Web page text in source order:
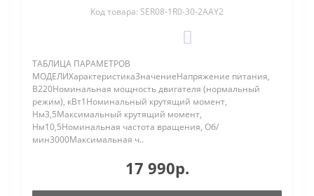
Код товара: SER08-1R0-30-2AAY2
ТАБЛИЦА ПАРАМЕТРОВ
МОДЕЛИХарактеристикаЗначениеНапряжение питания,
В220Номинальная мощность двигателя (нормальный
режим), кВт1Номинальный крутящий момент,
Нм3,5Максимальный крутящий момент,
Нм10,5Номинальная частота вращения, Об/
мин3000Максимальная ч..
17 990р.